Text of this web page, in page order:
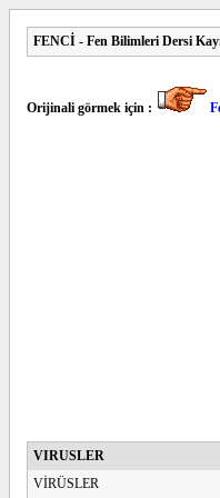
FENCİ - Fen Bilimleri Dersi
Orijinali görmek için :
VIRUSLER
VİRÜSLER